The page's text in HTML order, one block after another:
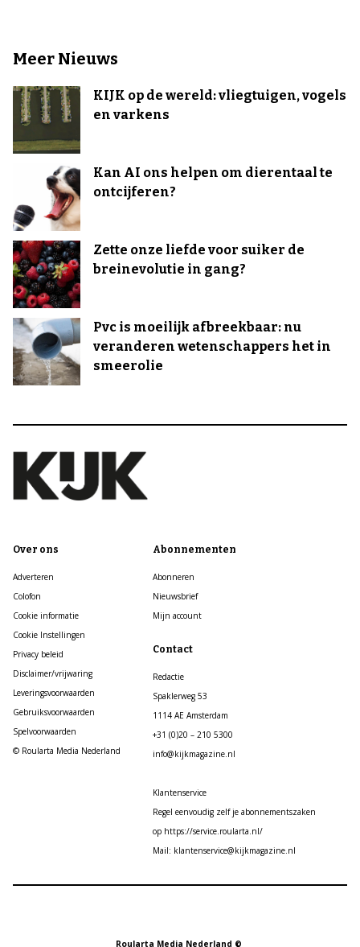
Meer Nieuws
KIJK op de wereld: vliegtuigen, vogels
en varkens
Kan AI ons helpen om dierentaal te
ontcijferen?
Zette onze liefde voor suiker de
breinevolutie in gang?
Pvc is moeilijk afbreekbaar: nu
veranderen wetenschappers het in
smeerolie
Over ons
Adverteren
Colofon
Cookie informatie
Cookie Instellingen
Privacy beleid
Disclaimer/vrijwaring
Leveringsvoorwaarden
Gebruiksvoorwaarden
Spelvoorwaarden
© Roularta Media Nederland
Abonnementen
Abonneren
Nieuwsbrief
Mijn account
Contact
Redactie
Spaklerweg 53
1114 AE Amsterdam
+31 (0)20 – 210 5300
info@kijkmagazine.nl
Klantenservice
Regel eenvoudig zelf je abonnementszaken
op https://service.roularta.nl/
Mail: klantenservice@kijkmagazine.nl
Roularta Media Nederland ©